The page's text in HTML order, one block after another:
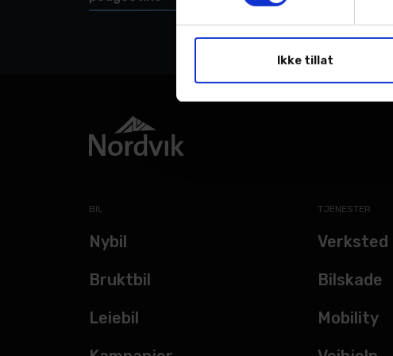
Ikke tillat
BIL
Nybil
Bruktbil
Leiebil
TJENESTER
Verksted
Bilskade
Mobility